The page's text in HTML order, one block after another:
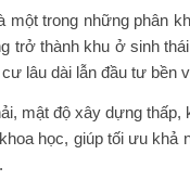
một trong những phân
trở thành khu ở sinh
lâu dài lẫn đầu tư bền
mật độ xây dựng
học, giúp tối ưu